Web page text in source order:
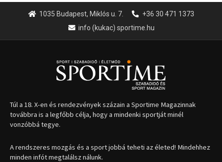
1035 Budapest, Miklós u. 7.
+36 30 471 1373
info (kukac) sportime.hu
Túl a 18. X-en és rendezvények százain a Sportime Magazinnak
továbbra is a legfőbb célja, hogy a mindenki sportját minél
vonzóbbá tegye.
A rendszeres mozgás és a sport jobbá teheti az életed! Mindehhez
minden infót megtalálsz nálunk.